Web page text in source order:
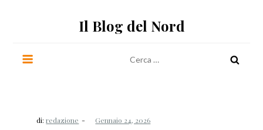
Il Blog del Nord
per:
di:redazione